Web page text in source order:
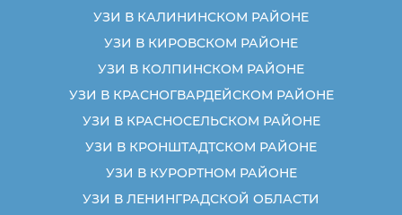
УЗИ В КАЛИНИНСКОМ РАЙОНЕ
УЗИ В КИРОВСКОМ РАЙОНЕ
УЗИ В КОЛПИНСКОМ РАЙОНЕ
УЗИ В КРАСНОГВАРДЕЙСКОМ РАЙОНЕ
УЗИ В КРАСНОСЕЛЬСКОМ РАЙОНЕ
УЗИ В КРОНШТАДТСКОМ РАЙОНЕ
УЗИ В КУРОРТНОМ РАЙОНЕ
УЗИ В ЛЕНИНГРАДСКОЙ ОБЛАСТИ